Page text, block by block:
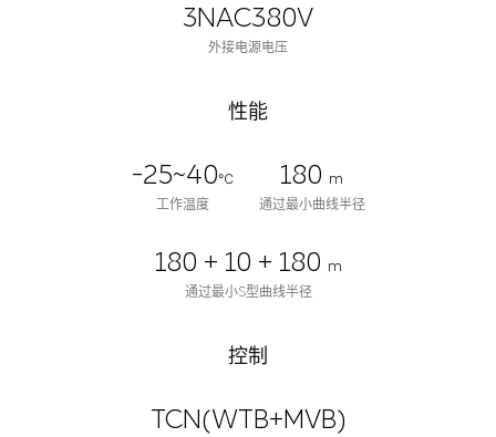
3NAC380V
外接电源电压
性能
-25~40℃
工作温度
180 m
通过最小曲线半径
180 + 10 + 180 m
通过最小S型曲线半径
控制
TCN(WTB+MVB)